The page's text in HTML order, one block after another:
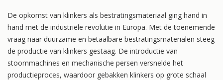
De opkomst van klinkers als bestratingsmateriaal ging hand in
hand met de industriële revolutie in Europa. Met de toenemende
vraag naar duurzame en betaalbare bestratingsmaterialen steeg
de productie van klinkers gestaag. De introductie van
stoommachines en mechanische persen versnelde het
productieproces, waardoor gebakken klinkers op grote schaal